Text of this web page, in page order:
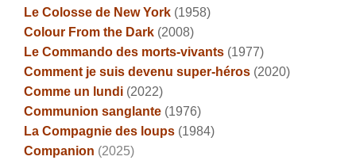
Le Colosse de New York (1958)
Colour From the Dark (2008)
Le Commando des morts-vivants (1977)
Comment je suis devenu super-héros (2020)
Comme un lundi (2022)
Communion sanglante (1976)
La Compagnie des loups (1984)
Companion (2025)